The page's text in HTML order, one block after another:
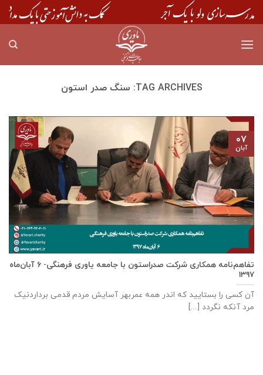
Skip
to
TAG ARCHIVES: سنگ صدر استون
تفاهم‌نامه همکاری شرکت صدراستون با جامعه یاوری فرهنگی- ۶ آبان‌ماه
۱۳۹۷
آن کسی را بستایید که اندر همه عمربهر آسایش مردم قدمی برداردنیک
مرد آنکه نگردد [...]
۰۷
آبان